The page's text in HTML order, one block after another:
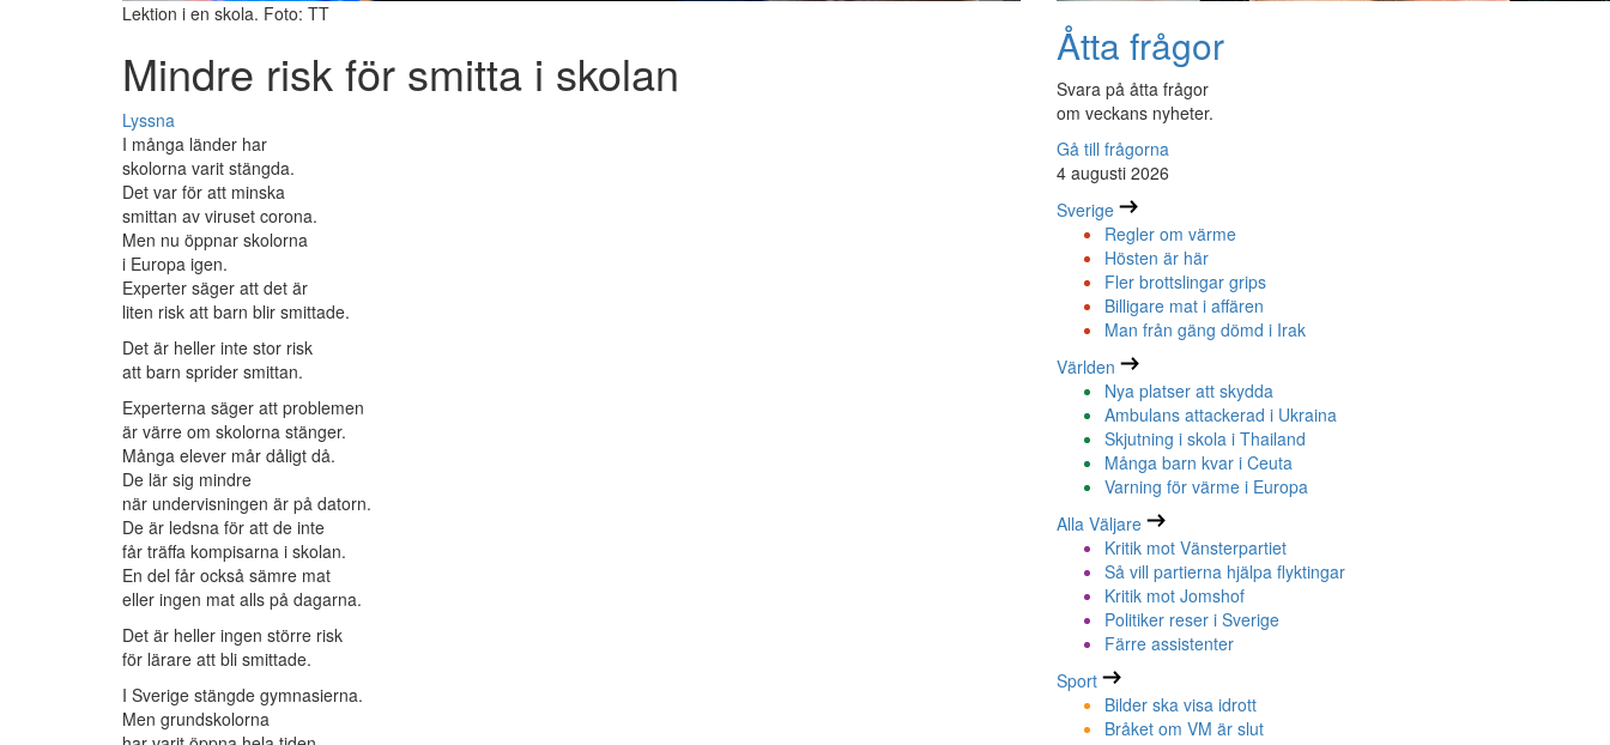
Lektion i en skola. Foto: TT
Mindre risk för smitta i skolan
Lyssna
I många länder har
skolorna varit stängda.
Det var för att minska
smittan av viruset corona.
Men nu öppnar skolorna
i Europa igen.
Experter säger att det är
liten risk att barn blir smittade.
Det är heller inte stor risk
att barn sprider smittan.
Experterna säger att problemen
är värre om skolorna stänger.
Många elever mår dåligt då.
De lär sig mindre
när undervisningen är på datorn.
De är ledsna för att de inte
får träffa kompisarna i skolan.
En del får också sämre mat
eller ingen mat alls på dagarna.
Det är heller ingen större risk
för lärare att bli smittade.
I Sverige stängde gymnasierna.
Men grundskolorna
Åtta frågor
Svara på åtta frågor
om veckans nyheter.
Gå till frågorna
4 augusti 2026
Sverige
Regler om värme
Hösten är här
Fler brottslingar grips
Billigare mat i affären
Man från gäng dömd i Irak
Världen
Nya platser att skydda
Ambulans attackerad i Ukraina
Skjutning i skola i Thailand
Många barn kvar i Ceuta
Varning för värme i Europa
Alla Väljare
Kritik mot Vänsterpartiet
Så vill partierna hjälpa flyktingar
Kritik mot Jomshof
Politiker reser i Sverige
Färre assistenter
Sport
Bilder ska visa idrott
Bråket om VM är slut